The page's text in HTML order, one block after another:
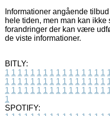
Informationer angående
hele tiden, men man kan
forandringer der kan være
de viste informationer.
BITLY:
1 1 1 1 1 1 1 1 1 1 1 1 1 1 1 1
1 1 1 1 1 1 1 1 1 1 1 1 1 1 1 1
1 1 1 1 1 1 1 1 1 1 1 1 1 1 1 1
1
SPOTIFY: